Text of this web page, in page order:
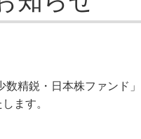
精鋭・日本株ファンド
ます。